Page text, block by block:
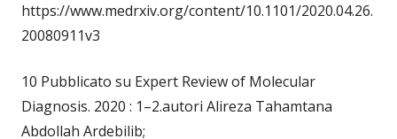
https://www.medrxiv.org/content/10.1101/2020.04.26.
20080911v3
10 Pubblicato su Expert Review of Molecular
Diagnosis. 2020 : 1–2.autori Alireza Tahamtana
Abdollah Ardebilib;